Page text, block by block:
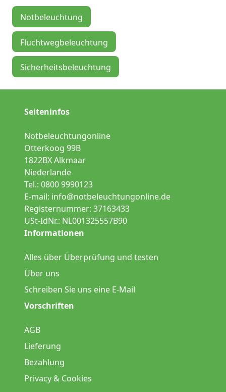
Notbeleuchtung
Fluchtwegbeleuchtung
Sicherheitsbeleuchtung
Seiteninfos
Notbeleuchtungonline
Otterkoog 99B
1822BX Alkmaar
Niederlande
Tel.: 0800 9990123
E-mail: info@notbeleuchtungonline.de
Registernummer: 37163433
USt-IdNr.: NL001325557B90
Informationen
Alles über Überprüfung und testen
Über uns
Schreiben Sie uns eine E-Mail
Vorschriften
AGB
Lieferung
Bezahlung
Privacy & Cookies